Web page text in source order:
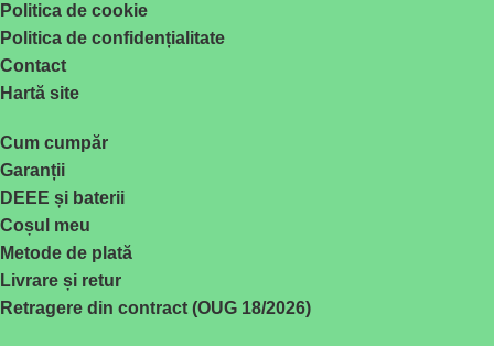
Politica de cookie
Politica de confidențialitate
Contact
Hartă site
Cum cumpăr
Garanții
DEEE și baterii
Coșul meu
Metode de plată
Livrare și retur
Retragere din contract (OUG 18/2026)